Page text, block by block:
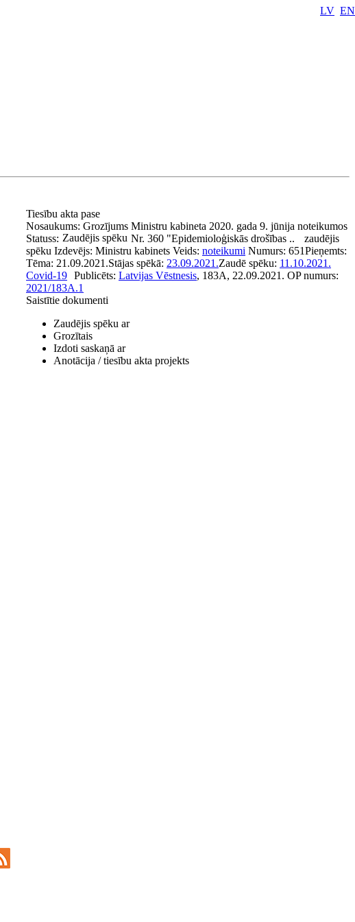
LV EN
Tiesību akta pase
Nosaukums: Grozījums Ministru kabineta 2020. gada 9. jūnija noteikumos
Nr. 360 "Epidemioloģiskās drošības ..
Statuss: Zaudējis spēku
zaudējis
spēku Izdevējs: Ministru kabinets Veids: noteikumi Numurs: 651Pieņemts:
21.09.2021.Stājas spēkā: 23.09.2021.Zaudē spēku: 11.10.2021.
Tēma:
Covid-19 Publicēts: Latvijas Vēstnesis, 183A, 22.09.2021. OP numurs:
2021/183A.1
Saistītie dokumenti
Zaudējis spēku ar
Grozītais
Izdoti saskaņā ar
Anotācija / tiesību akta projekts